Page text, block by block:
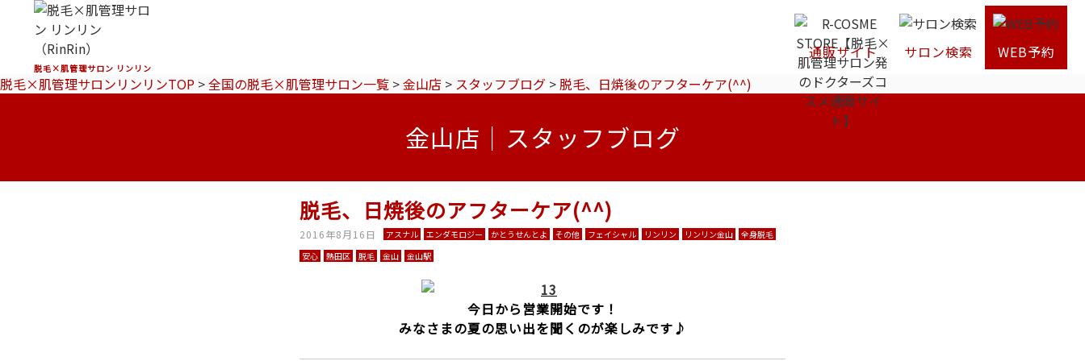
脱毛×肌管理サロン リンリン
通販サイト サロン検索
WEB予約
脱毛×肌管理サロンリンリンTOP >全国の脱毛×肌管理サロン一覧 >金山店 > スタッフブログ >脱毛、日焼後のアフターケア(^^)
金山店｜スタッフブログ
脱毛、日焼後のアフターケア(^^)
2016年8月16日 アスナル エンダモロジー かとうせんとよ その他 フェイシャル リンリン リンリン金山
全身脱毛
安心
熱田区 脱毛 金山 金山駅
今日から営業開始です！
みなさまの夏の思い出を聞くのが楽しみです♪